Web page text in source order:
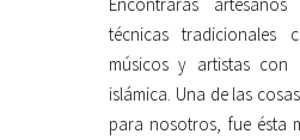
técnicas tradicionales
músicos y artistas con
islámica. Una de las
para nosotros, fue ésta